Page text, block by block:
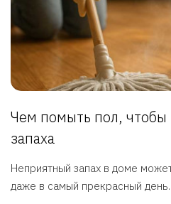
Чем помыть пол, чтобы
запаха
Неприятный запах в доме
даже в самый прекрасный